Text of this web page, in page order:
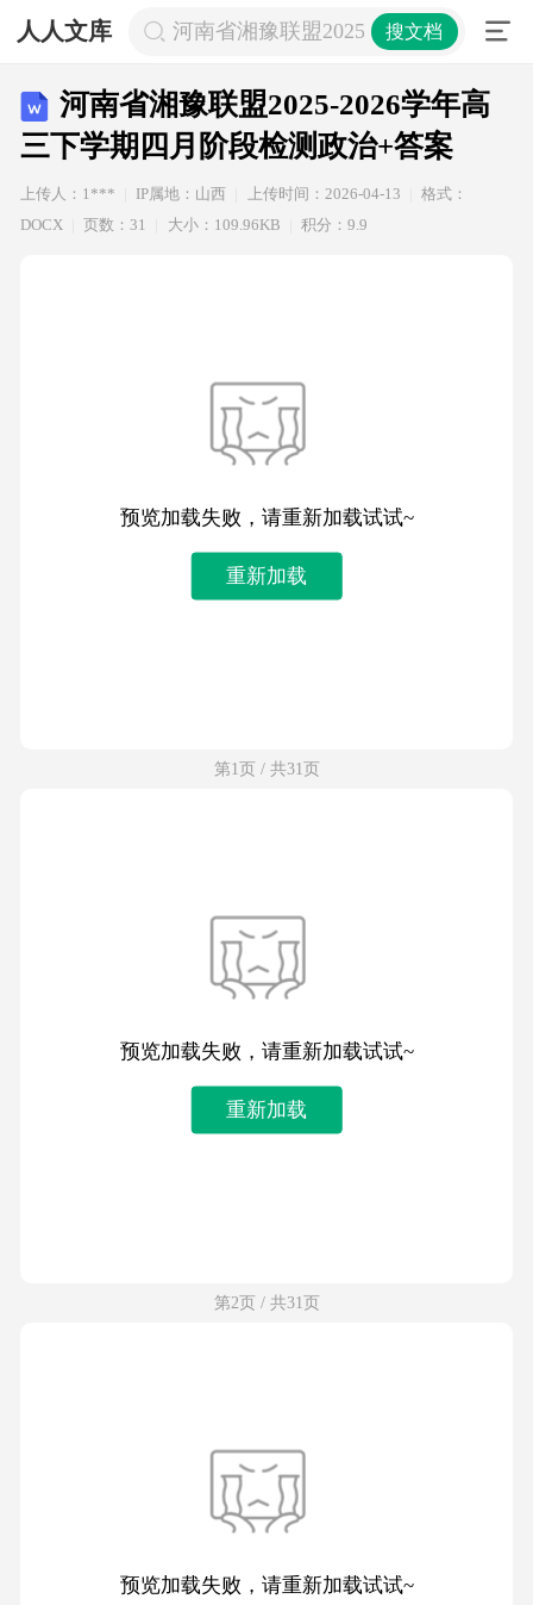
人人文库 河南省湘豫联盟2025-2026学年高三
搜文档
河南省湘豫联盟2025-2026学年高
三下学期四月阶段检测政治+答案
上传人：1*** IP属地：山西 上传时间：2026-04-13
格式：
DOCX
页数：31 大小：109.96KB 积分：9.9
预览加载失败，请重新加载试试~
重新加载
第1页 / 共31页
预览加载失败，请重新加载试试~
重新加载
第2页 / 共31页
预览加载失败，请重新加载试试~